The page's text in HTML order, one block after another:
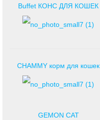
Buffet КОНС ДЛЯ КОШЕК
CHAMMY корм для кошек
GEMON CAT